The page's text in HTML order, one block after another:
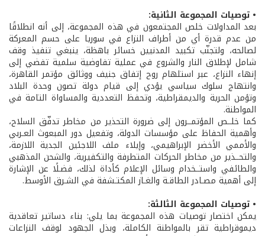
• توصيات المجموعة الثانية:
بعد المداولات خلص المجتمعون في هذه المجموعة، إلى أنه انطلاقًا
من عدم قدرة أي من أطراف النزاع في سوريا على حسم المعركة
لصالحه، ولتجنّب تكبيد المدنيين خسائر باهظة، ينبغي تنفيذ وقف
شامل لإطلاق النار والشروع في عملية تفاوضية سلمية تفضي إلى
إنهاء النزاع، عبر استلهام روح إتفاق جنيف ووثائق مؤتمر القاهرة،
وانتهاج سلوك سياسي يؤدي إلى قيام دولة تصون وحدة البلاد
وتؤمن الحرية والديمقراطية، وتحفظ التعددية والمساواة التامة في
المواطنة.
كما خلــص المؤتمــرون إلى ضرورة التحذير من مخاطر تدفّق السلاح،
وأهمية الحفاظ على مؤسسات الدولة، وتفعيل دور المبعوث العـربي
والأممي الأخضر الإبراهيمي، وإيلاء ملف اللاجئين الجدية اللازمة،
والتحــذير من مخاطر الحركات المتطرفة والتكفيرية، والشحن المذهبي
والطائفي واستــخدام وسائل الإعلام كأداة لذلك، فضـلًا عن الإشارة
إلى أهمية مصـادر الطاقـة والغـاز المكتـشفة في الشـرق الأوسط.
• توصيات المجموعة الثالثة:
يمكن اختصار توصيات هذه المجموعة بما يلي: بناء دساتير تعاقدية
ديموقراطية تقر بالمواطنة الكاملة، وبذل الجهود لوقف النزاعات